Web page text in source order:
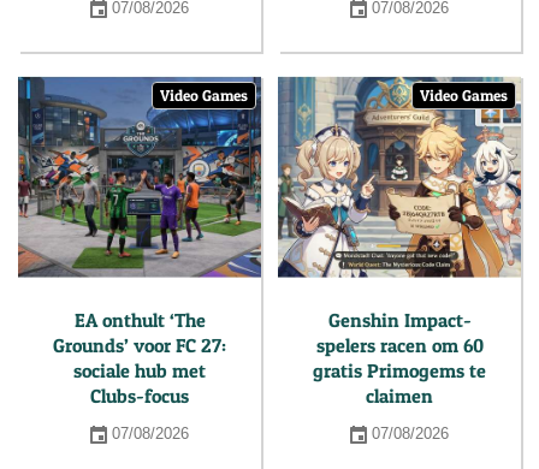
07/08/2026 07/08/2026
Video Games
EA onthult ‘The
Grounds’ voor FC 27:
sociale hub met
Clubs-focus
07/08/2026
Video Games
Genshin Impact-
spelers racen om 60
gratis Primogems te
claimen
07/08/2026